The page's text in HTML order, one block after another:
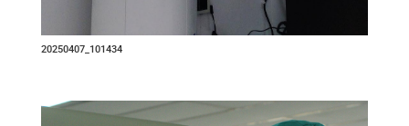
20250407_101434